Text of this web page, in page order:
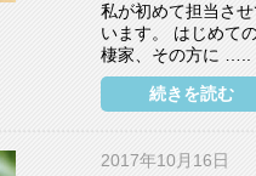
私が初めて担当さ
います。 はじめて
棲家、その方に …..
続きを読む
2017年10月16日